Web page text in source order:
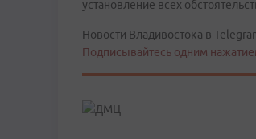
установление всех
Новости Владивостока в
Подписывайтесь одним